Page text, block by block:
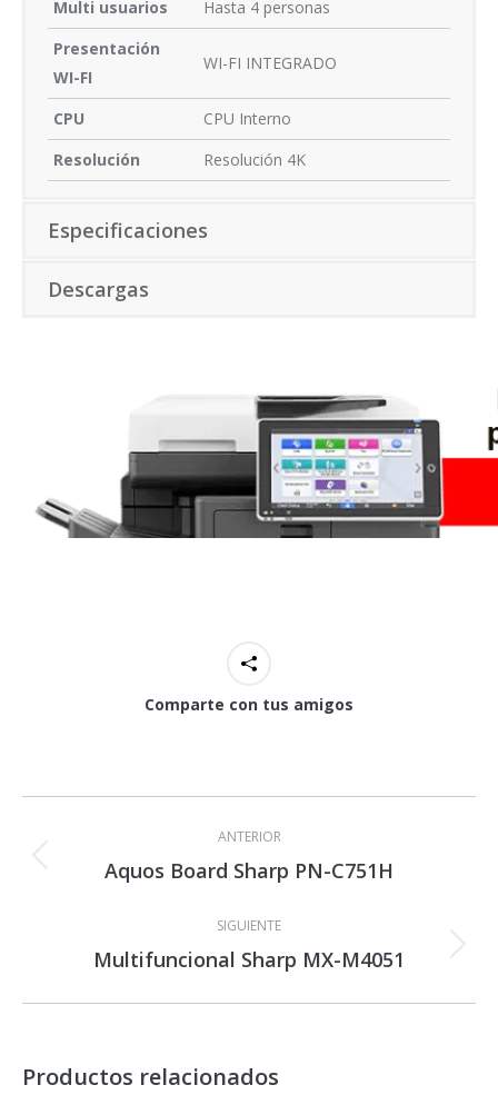
Multi usuarios
Hasta 4 personas
Presentación
WI-FI
WI-FI INTEGRADO
CPU
CPU Interno
Resolución
Resolución 4K
Especificaciones
Descargas
Comparte con tus amigos
Navegación
entre
proyectos
ANTERIOR
Proyecto
Aquos Board Sharp PN-C751H
SIGUIENTE
Proyecto
Multifuncional Sharp MX-M4051
Productos relacionados